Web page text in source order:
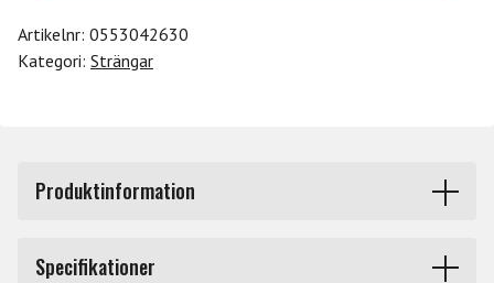
Artikelnr: 0553042630
Kategori: Strängar
Produktinformation
Specifikationer